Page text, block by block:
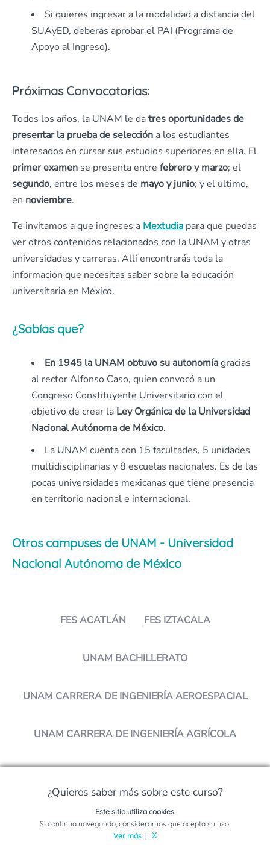
Si quieres ingresar a la modalidad a distancia del
SUAyED, deberás aprobar el PAI (Programa de
Apoyo al Ingreso).
Próximas Convocatorias:
Todos los años, la UNAM le datres oportunidades de
presentar la prueba de selección a los estudiantes
interesados en cursar sus estudios superiores en ella. El
primer examen se presenta entre febrero y marzo; el
segundo, entre los meses de mayo y junio; y el último,
en noviembre.
Te invitamos a que ingreses a Mextudia para que puedas
ver otros contenidos relacionados con la UNAM y otras
universidades y carreras. Allí encontrarás toda la
información que necesitas saber sobre la educación
universitaria en México.
¿Sabías que?
En 1945 la UNAM obtuvo su autonomíagracias
al rector Alfonso Caso, quien convocó a un
Congreso Constituyente Universitario con el
objetivo de crear la Ley Orgánica de la Universidad
Nacional Autónoma de México.
La UNAM cuenta con 15 facultades, 5 unidades
multidisciplinarias y 8 escuelas nacionales. Es de las
pocas universidades mexicanas que tiene presencia
en territorio nacional e internacional.
Otros campuses de UNAM - Universidad
Nacional Autónoma de México
FES ACATLÁN FES IZTACALA
UNAM BACHILLERATO
UNAM CARRERA DE INGENIERÍA AEROESPACIAL
UNAM CARRERA DE INGENIERÍA AGRÍCOLA
¿Crees que es interesante?
¡Compártelo!
¿Quieres saber más sobre este curso?
Solicita información sobre este programa
Este sitio utiliza cookies.
Si continua navegando, consideramos que acepta su uso.
Ver más| X